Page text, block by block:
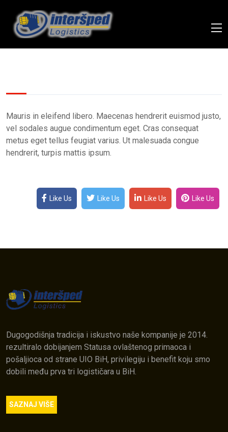
Mauris in eleifend libero. Maecenas hendrerit euismod justo,
vel sodales augue condimentum eget. Cras consequat
metus eget tellus feugiat varius. Ut malesuada congue
hendrerit, turpis mattis ipsum.
Like Us Like Us Like Us Like Us
Dugogodišnja tradicija i iskustvo naše kompanije je 2014.
rezultiralo dobijanjem Statusa ovlaštenog primaoca i
pošaljioca od strane UIO BiH, privilegiju i benefit koju smo
dobili među prva tri logističara u BiH.
SAZNAJ VIŠE